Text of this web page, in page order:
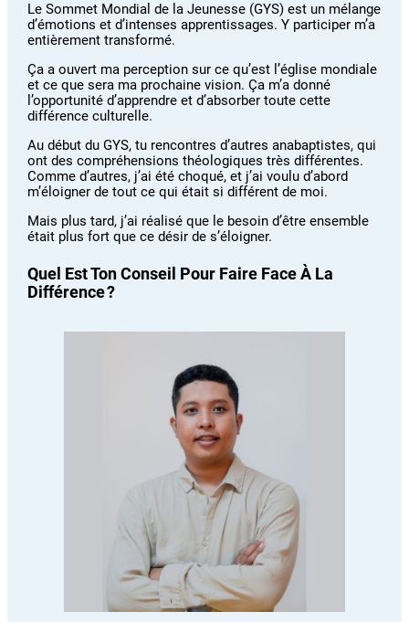
Le Sommet Mondial de la Jeunesse (GYS) est un mélange
d’émotions et d’intenses apprentissages. Y participer m’a
entièrement transformé.
Ça a ouvert ma perception sur ce qu’est l’église mondiale
et ce que sera ma prochaine vision. Ça m’a donné
l’opportunité d’apprendre et d’absorber toute cette
différence culturelle.
Au début du GYS, tu rencontres d’autres anabaptistes, qui
ont des compréhensions théologiques très différentes.
Comme d’autres, j’ai été choqué, et j’ai voulu d’abord
m’éloigner de tout ce qui était si différent de moi.
Mais plus tard, j’ai réalisé que le besoin d’être ensemble
était plus fort que ce désir de s’éloigner.
Quel Est Ton Conseil Pour Faire Face À La
Différence ?